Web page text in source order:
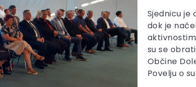
Sjednicu je
dok je
su se
Občine
Povelju o